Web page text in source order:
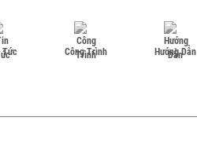
Tức Công Trình Hướng Dẫn